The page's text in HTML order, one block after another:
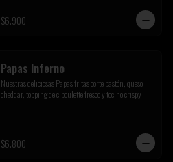
$6.900
Papas Inferno
Nuestras deliciosas Papas fritas corte bastón, queso
cheddar, topping de ciboulette fresco y tocino crispy
$6.800